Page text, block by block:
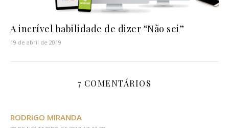
A incrível habilidade de dizer “Não sei”
19 de abril de 2019
7 COMENTÁRIOS
RODRIGO MIRANDA